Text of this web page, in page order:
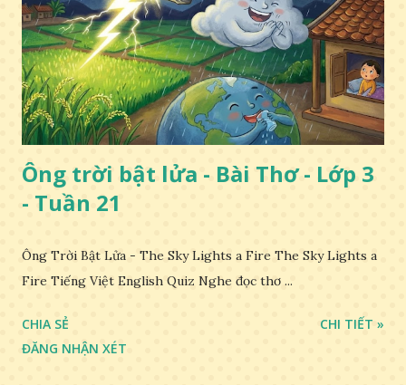
Ông trời bật lửa - Bài Thơ - Lớp 3
- Tuần 21
Ông Trời Bật Lửa - The Sky Lights a Fire The Sky Lights a
Fire Tiếng Việt English Quiz Nghe đọc thơ ...
CHIA SẺ
ĐĂNG NHẬN XÉT
CHI TIẾT »